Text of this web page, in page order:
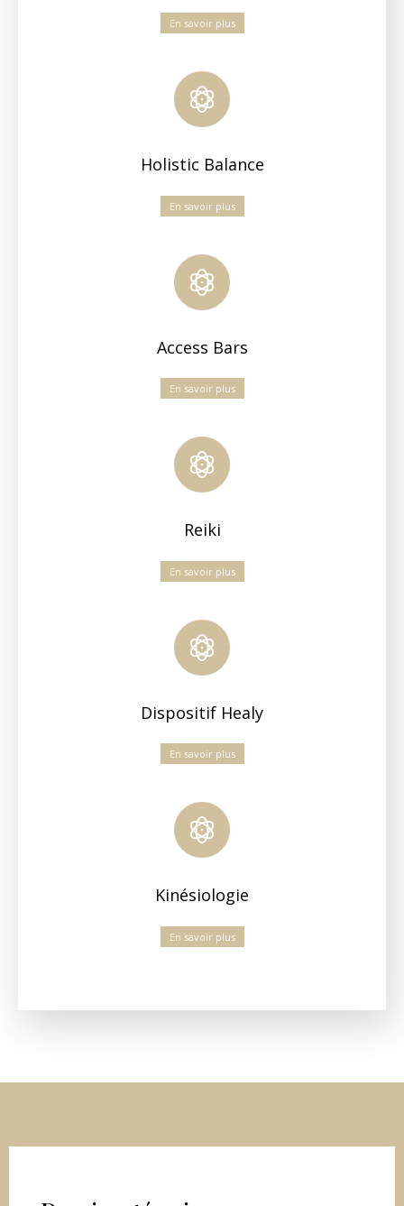
En savoir plus
Holistic Balance
En savoir plus
Access Bars
En savoir plus
Reiki
En savoir plus
Dispositif Healy
En savoir plus
Kinésiologie
En savoir plus